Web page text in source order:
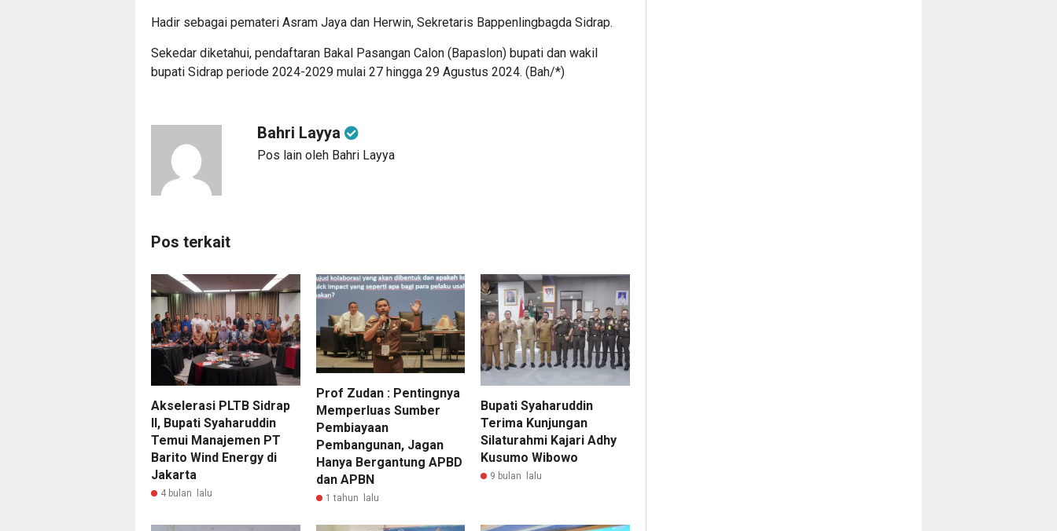
Hadir sebagai pemateri Asram Jaya dan Herwin, Sekretaris Bappenlingbagda Sidrap.
Sekedar diketahui, pendaftaran Bakal Pasangan Calon (Bapaslon) bupati dan wakil
bupati Sidrap periode 2024-2029 mulai 27 hingga 29 Agustus 2024. (Bah/*)
Bahri Layya
Pos lain oleh Bahri Layya
Pos terkait
Akselerasi PLTB Sidrap
II, Bupati Syaharuddin
Temui Manajemen PT
Barito Wind Energy di
Jakarta
4 bulan lalu
Prof Zudan : Pentingnya
Memperluas Sumber
Pembiayaan
Pembangunan, Jagan
Hanya Bergantung APBD
dan APBN
1 tahun lalu
Bupati Syaharuddin
Terima Kunjungan
Silaturahmi Kajari Adhy
Kusumo Wibowo
9 bulan lalu